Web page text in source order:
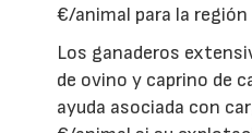
€/animal para la región
Los ganaderos
de ovino y caprino de
ayuda asociada con